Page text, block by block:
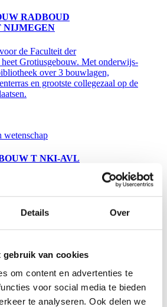
Details Over
gebruik van cookies
om content en advertenties te
voor social media te bieden
te analyseren. Ook delen we
RADBOUD
NIJMEGEN
de Faculteit der
heet Grotiusgebouw. Met onderwijs-
over 3 bouwlagen,
en grootste collegezaal op de
wetenschap
T NKI-AVL
onderzoek naar kanker en een
UNIVERSITEIT VAN